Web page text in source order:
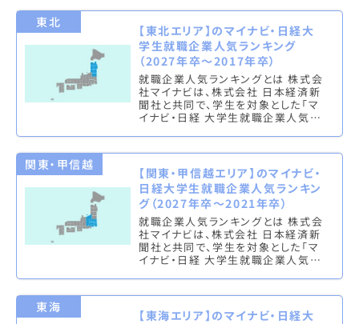
東北
【東北エリア】のマイナビ・日経大
学生就職企業人気ランキング
（2027年卒～2017年卒）
就職企業人気ランキングとは 株式会
社マイナビは、株式会社 日本経済新
聞社と共同で、学生を対象とした「マ
イナビ・日経 大学生就職企業人気ラ
関東・甲信越
【関東・甲信越エリア】のマイナビ・
日経大学生就職企業人気ランキン
グ（2027年卒～2021年卒）
就職企業人気ランキングとは 株式会
社マイナビは、株式会社 日本経済新
聞社と共同で、学生を対象とした「マ
イナビ・日経 大学生就職企業人気ラ
東海
【東海エリア】のマイナビ・日経大